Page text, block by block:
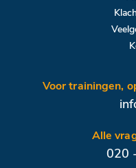
Voor trainingen,
Alle
020